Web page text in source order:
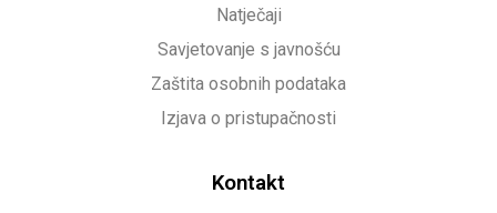
Natječaji
Savjetovanje s javnošću
Zaštita osobnih podataka
Izjava o pristupačnosti
Kontakt